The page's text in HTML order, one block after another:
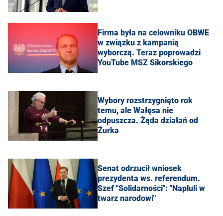
Firma była na celowniku OBWE
w związku z kampanią
wyborczą. Teraz poprowadzi
YouTube MSZ Sikorskiego
Wybory rozstrzygnięto rok
temu, ale Wałęsa nie
odpuszcza. Żąda działań od
Żurka
Senat odrzucił wniosek
prezydenta ws. referendum.
Szef "Solidarności": "Napluli w
twarz narodowi"